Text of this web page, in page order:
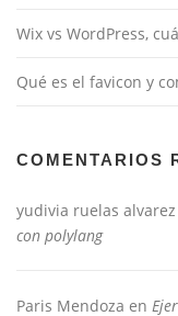
Wix vs WordPress,
Qué es el favicon y
COMENTARIOS
yudivia ruelas alvarez
con polylang
Paris Mendoza en